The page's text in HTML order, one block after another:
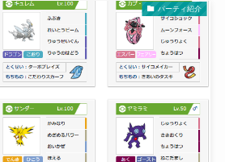
パーティ紹介